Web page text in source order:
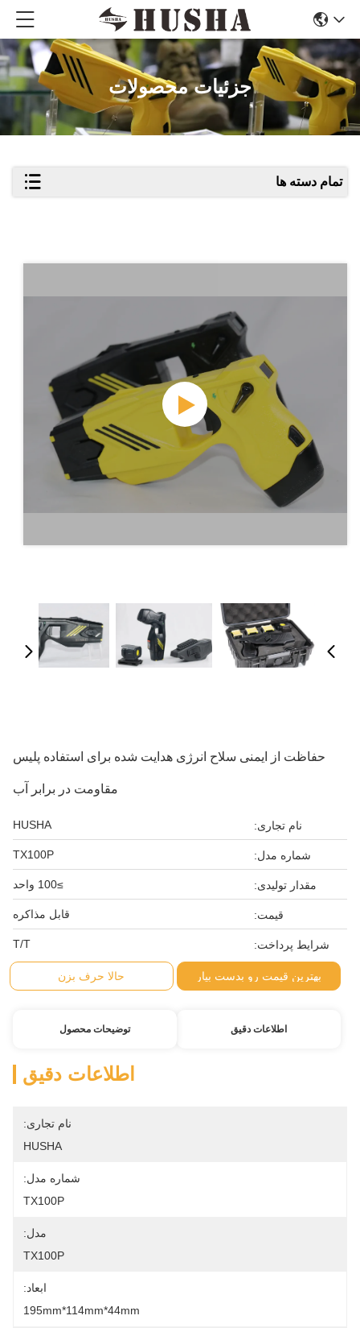
جزئیات محصولات
تمام دسته ها
حفاظت از ایمنی سلاح انرژی هدایت شده برای استفاده پلیس
مقاومت در برابر آب
نام تجاری: HUSHA
شماره مدل: TX100P
مقدار تولیدی: ≥100 واحد
قیمت: قابل مذاکره
شرایط پرداخت: T/T
بهترین قیمت رو بدست بیار حالا حرف بزن
اطلاعات دقیق توضیحات محصول
اطلاعات دقیق
نام تجاری:
HUSHA
شماره مدل:
TX100P
مدل:
TX100P
ابعاد:
195mm*114mm*44mm